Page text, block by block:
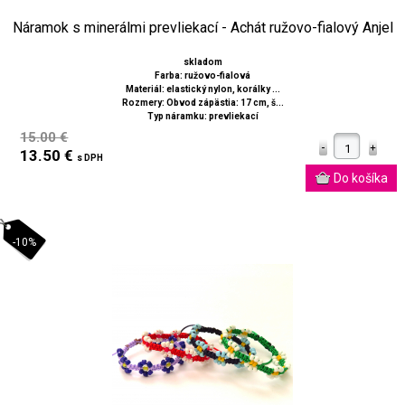
Náramok s minerálmi prevliekací - Achát ružovo-fialový Anjel
skladom
Farba: ružovo-fialová
Materiál: elastický nylon, korálky ...
Rozmery: Obvod zápästia: 17 cm, š...
Typ náramku: prevliekací
15.00 €
13.50 € s DPH
-10%